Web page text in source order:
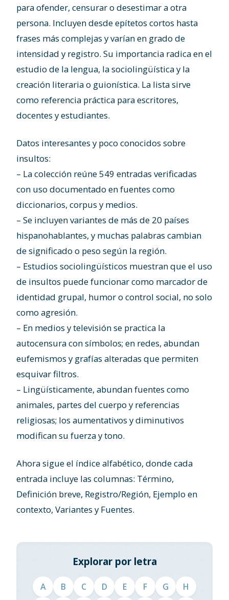
para ofender, censurar o desestimar a otra
persona. Incluyen desde epítetos cortos hasta
frases más complejas y varían en grado de
intensidad y registro. Su importancia radica en el
estudio de la lengua, la sociolingüística y la
creación literaria o guionística. La lista sirve
como referencia práctica para escritores,
docentes y estudiantes.
Datos interesantes y poco conocidos sobre
insultos:
– La colección reúne 549 entradas verificadas
con uso documentado en fuentes como
diccionarios, corpus y medios.
– Se incluyen variantes de más de 20 países
hispanohablantes, y muchas palabras cambian
de significado o peso según la región.
– Estudios sociolingüísticos muestran que el uso
de insultos puede funcionar como marcador de
identidad grupal, humor o control social, no solo
como agresión.
– En medios y televisión se practica la
autocensura con símbolos; en redes, abundan
eufemismos y grafías alteradas que permiten
esquivar filtros.
– Lingüísticamente, abundan fuentes como
animales, partes del cuerpo y referencias
religiosas; los aumentativos y diminutivos
modifican su fuerza y tono.
Ahora sigue el índice alfabético, donde cada
entrada incluye las columnas: Término,
Definición breve, Registro/Región, Ejemplo en
contexto, Variantes y Fuentes.
Explorar por letra
A B C D E F G
H